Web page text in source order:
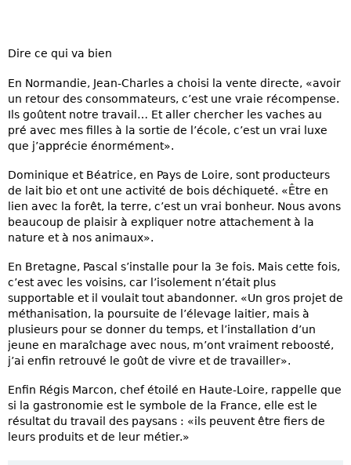
Dire ce qui va bien
En Normandie, Jean-Charles a choisi la vente directe, «avoir
un retour des consommateurs, c’est une vraie récompense.
Ils goûtent notre travail… Et aller chercher les vaches au
pré avec mes filles à la sortie de l’école, c’est un vrai luxe
que j’apprécie énormément».
Dominique et Béatrice, en Pays de Loire, sont producteurs
de lait bio et ont une activité de bois déchiqueté. «Être en
lien avec la forêt, la terre, c’est un vrai bonheur. Nous avons
beaucoup de plaisir à expliquer notre attachement à la
nature et à nos animaux».
En Bretagne, Pascal s’installe pour la 3e fois. Mais cette fois,
c’est avec les voisins, car l’isolement n’était plus
supportable et il voulait tout abandonner. «Un gros projet de
méthanisation, la poursuite de l’élevage laitier, mais à
plusieurs pour se donner du temps, et l’installation d’un
jeune en maraîchage avec nous, m’ont vraiment reboosté,
j’ai enfin retrouvé le goût de vivre et de travailler».
Enfin Régis Marcon, chef étoilé en Haute-Loire, rappelle que
si la gastronomie est le symbole de la France, elle est le
résultat du travail des paysans : «ils peuvent être fiers de
leurs produits et de leur métier.»